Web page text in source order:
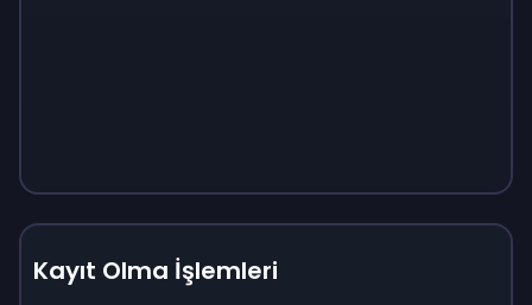
Kayıt Olma İşlemleri